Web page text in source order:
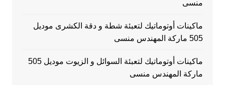
منسى
ماكينات أوتوماتيك لتعبئة شطة و دقة الكشرى موديل
505 ماركة المهندس منسى
ماكينات أوتوماتيك لتعبئة السوائل و الزيوت موديل 505
ماركة المهندس منسى